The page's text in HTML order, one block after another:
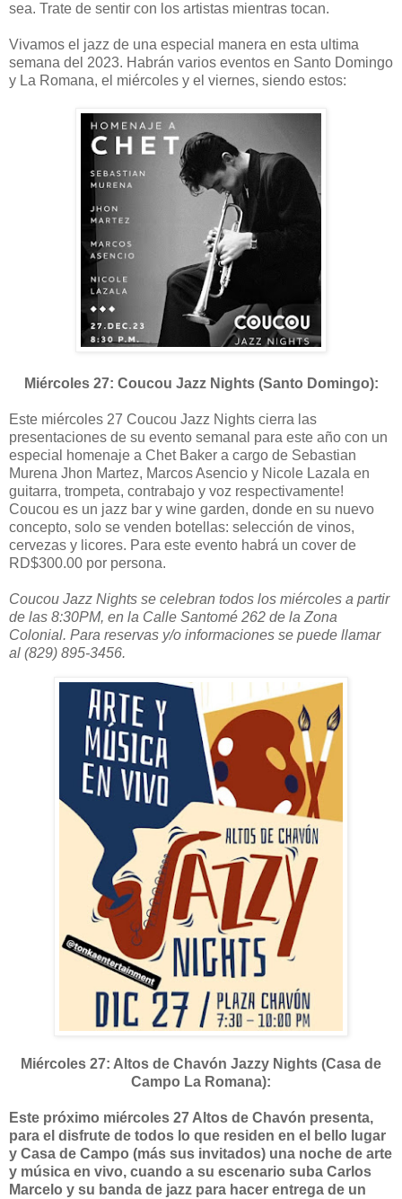
sea. Trate de sentir con los artistas mientras tocan.
Vivamos el jazz de una especial manera en esta ultima
semana del 2023. Habrán varios eventos en Santo Domingo
y La Romana, el miércoles y el viernes, siendo estos:
Miércoles 27: Coucou Jazz Nights (Santo Domingo):
Este miércoles 27 Coucou Jazz Nights cierra las
presentaciones de su evento semanal para este año con un
especial homenaje a Chet Baker a cargo de Sebastian
Murena Jhon Martez, Marcos Asencio y Nicole Lazala en
guitarra, trompeta, contrabajo y voz respectivamente!
Coucou es un jazz bar y wine garden, donde en su nuevo
concepto, solo se venden botellas: selección de vinos,
cervezas y licores. Para este evento habrá un cover de
RD$300.00 por persona.
Coucou Jazz Nights se celebran todos los miércoles a partir
de las 8:30PM, en la Calle Santomé 262 de la Zona
Colonial. Para reservas y/o informaciones se puede llamar
al (829) 895-3456.
Miércoles 27: Altos de Chavón Jazzy Nights (Casa de
Campo La Romana):
Este próximo miércoles 27 Altos de Chavón presenta,
para el disfrute de todos lo que residen en el bello lugar
y Casa de Campo (más sus invitados) una noche de arte
y música en vivo, cuando a su escenario suba Carlos
Marcelo y su banda de jazz para hacer entrega de un